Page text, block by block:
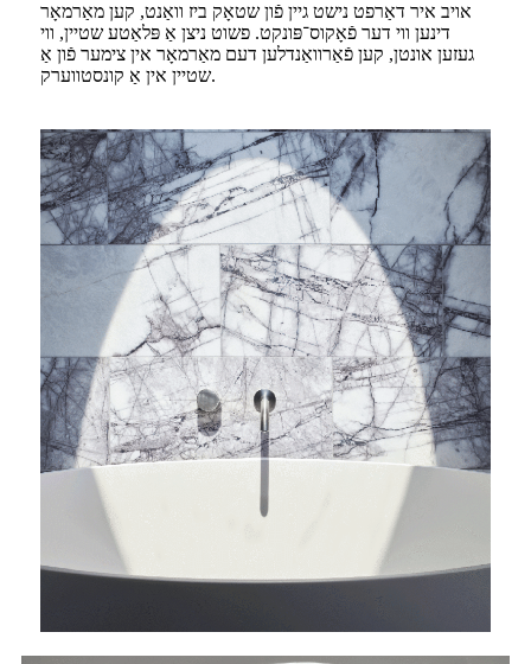
אויב איר דאַרפט נישט גיין פֿון שטאָק ביז וואַנט, קען מאַרמאָר
דינען ווי דער פֿאָקוס־פּונקט. פשוט ניצן אַ פּלאַטע שטיין, ווי
געזען אונטן, קען פֿאַרוואַנדלען דעם מאַרמאָר אין צימער פֿון אַ
שטיין אין אַ קונסטווערק.